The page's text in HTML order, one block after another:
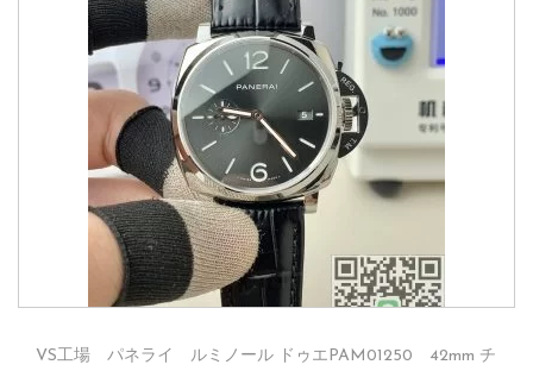
VS工場 パネライ ルミノール ドゥエPAM01250 42mm チ